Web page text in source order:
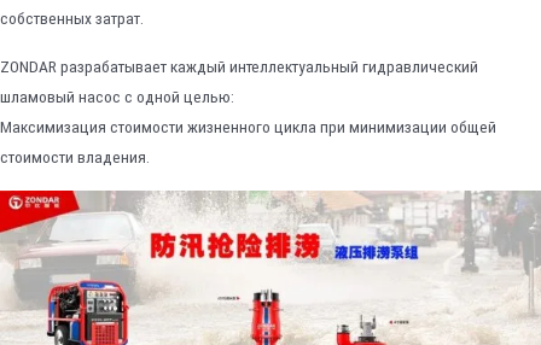
собственных затрат.
ZONDAR разрабатывает каждый интеллектуальный гидравлический
шламовый насос с одной целью:
Максимизация стоимости жизненного цикла при минимизации общей
стоимости владения.